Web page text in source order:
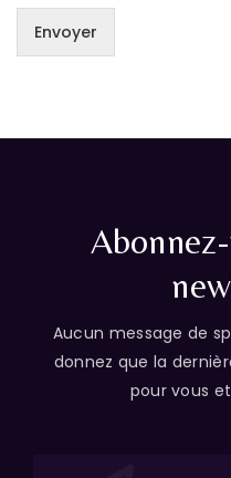
Envoyer
Aucun message de
donnez que la
pour vous